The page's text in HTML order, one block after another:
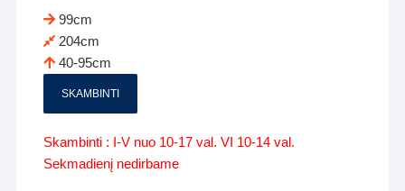
99cm
204cm
40-95cm
SKAMBINTI
Skambinti : I-V nuo 10-17 val. VI 10-14 val.
Sekmadienį nedirbame